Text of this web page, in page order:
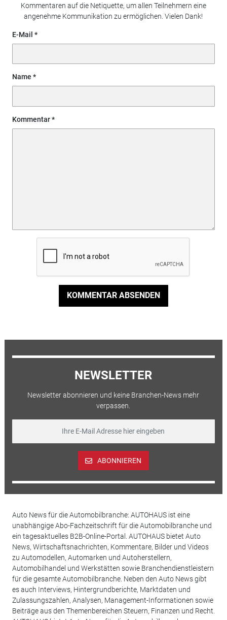
Kommentaren auf die Netiquette, um allen Teilnehmern eine
angenehme Kommunikation zu ermöglichen. Vielen Dank!
E-Mail
Name
Kommentar
KOMMENTAR ABSENDEN
NEWSLETTER
Newsletter abonnieren und keine Branchen-News mehr
verpassen.
ABONNIEREN
Auto News für die Automobilbranche: AUTOHAUS ist eine
unabhängige Abo-Fachzeitschrift für die Automobilbranche und
ein tagesaktuelles B2B-Online-Portal. AUTOHAUS bietet Auto
News, Wirtschaftsnachrichten, Kommentare, Bilder und Videos
zu Automodellen, Automarken und Autoherstellern,
Automobilhandel und Werkstätten sowie Branchendienstleistern
für die gesamte Automobilbranche. Neben den Auto News gibt
es auch Interviews, Hintergrundberichte, Marktdaten und
Zulassungszahlen, Analysen, Management-Informationen sowie
Beiträge aus den Themenbereichen Steuern, Finanzen und Recht.